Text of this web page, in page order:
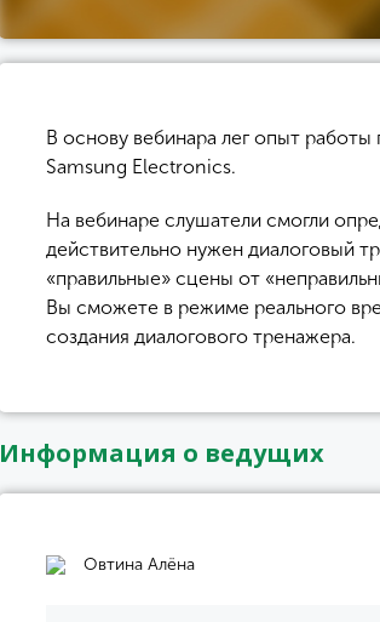
В основу вебинара лег опыт
Samsung Electronics.
На вебинаре слушатели смогли
действительно нужен диалоговый
«правильные» сцены от
Вы сможете в режиме реального
создания диалогового тренажера.
Информация о ведущих
Овтина Алёна